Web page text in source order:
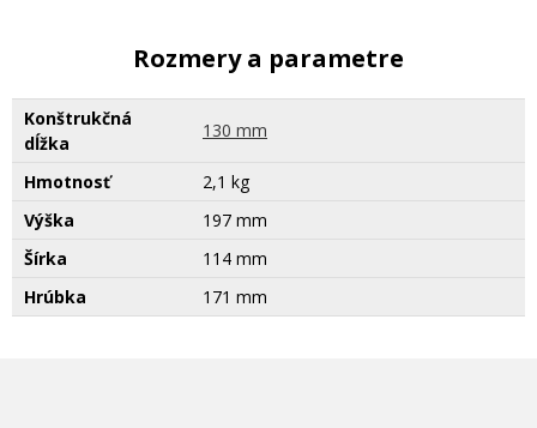
Rozmery a parametre
Konštrukčná
dĺžka
130 mm
Hmotnosť
2,1 kg
Výška
197 mm
Šírka
114 mm
Hrúbka
171 mm